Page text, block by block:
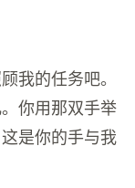
我的任务吧。
你用那双手举
是你的手与我